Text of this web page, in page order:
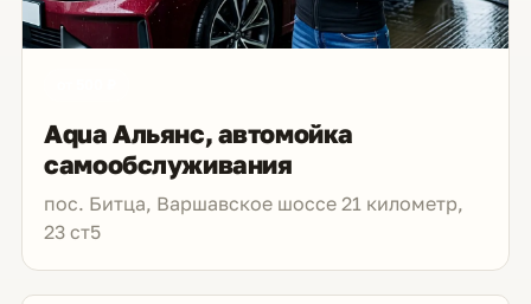
Aqua Альянс, автомойка
самообслуживания
пос. Битца, Варшавское шоссе 21 километр,
23 ст5